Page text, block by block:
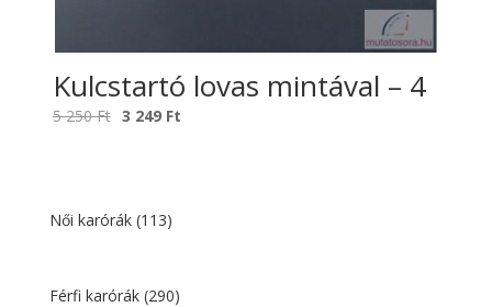
Kulcstartó lovas mintával – 4
5 250Ft Original
250 Ft.
3 249 Ft
Női karórák (113)
Férfi karórák (290)